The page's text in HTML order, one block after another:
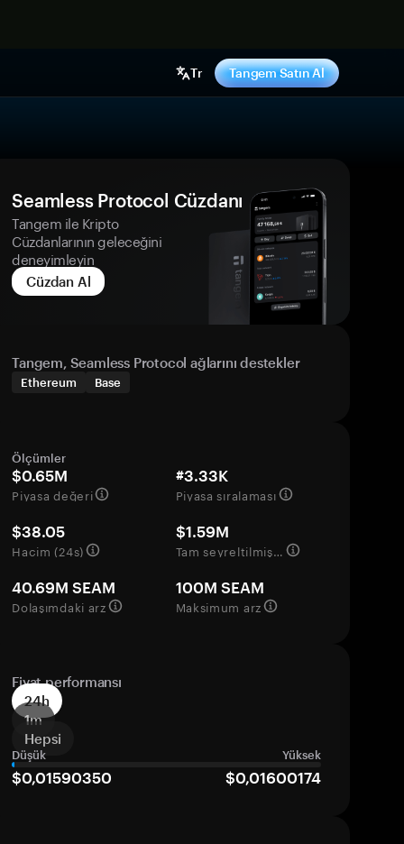
Tr Tangem Satın Al
Seamless Protocol Cüzdanı
Tangem ile Kripto
Cüzdanlarının geleceğini
deneyimleyin
Cüzdan Al
Tangem, Seamless Protocol ağlarını destekler
Ethereum Base
Ölçümler
$0.65M
Piyasa değeri
#3.33K
Piyasa sıralaması
$38.05
Hacim (24s)
$1.59M
Tam seyreltilmiş değerleme
40.69M SEAM
Dolaşımdaki arz
100M SEAM
Maksimum arz
Fiyat performansı
24h
1m
Hepsi
Düşük Yüksek
$0,01590350 $0,01600174